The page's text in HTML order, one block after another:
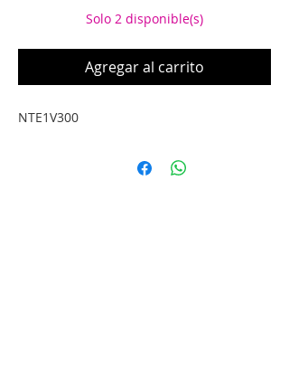
Solo 2 disponible(s)
Agregar al carrito
NTE1V300